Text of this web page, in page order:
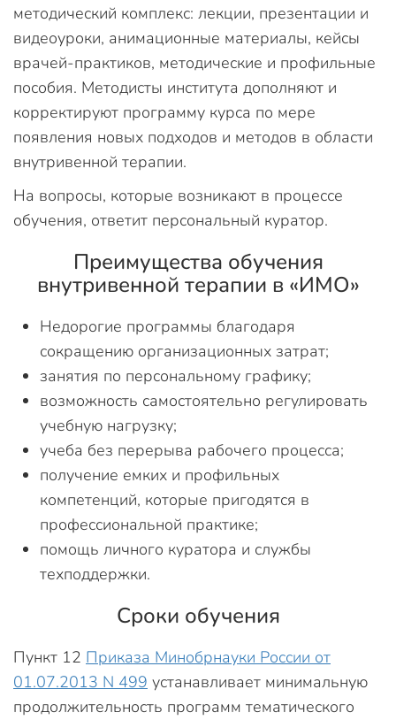
методический комплекс: лекции, презентации и
видеоуроки, анимационные материалы, кейсы
врачей-практиков, методические и профильные
пособия. Методисты института дополняют и
корректируют программу курса по мере
появления новых подходов и методов в области
внутривенной терапии.
На вопросы, которые возникают в процессе
обучения, ответит персональный куратор.
Преимущества обучения
внутривенной терапии в «ИМО»
Недорогие программы благодаря
сокращению организационных затрат;
занятия по персональному графику;
возможность самостоятельно регулировать
учебную нагрузку;
учеба без перерыва рабочего процесса;
получение емких и профильных
компетенций, которые пригодятся в
профессиональной практике;
помощь личного куратора и службы
техподдержки.
Сроки обучения
Пункт 12 Приказа Минобрнауки России от
01.07.2013 N 499 устанавливает минимальную
продолжительность программ тематического